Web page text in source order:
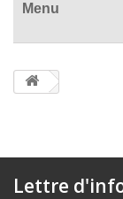
Menu
Lettre